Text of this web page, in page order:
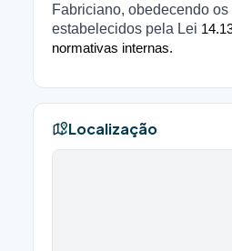
Fabriciano, obedecendo os
estabelecidos pela Lei
normativas internas.
Localização